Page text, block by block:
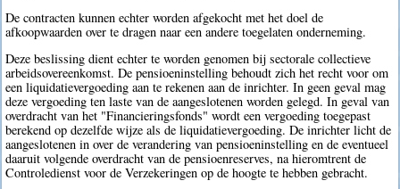
De contracten kunnen echter worden afgekocht met het doel de
afkoopwaarden over te dragen naar een andere toegelaten onderneming.
Deze beslissing dient echter te worden genomen bij sectorale collectieve
arbeidsovereenkomst. De pensioeninstelling behoudt zich het recht voor om
een liquidatievergoeding aan te rekenen aan de inrichter. In geen geval mag
deze vergoeding ten laste van de aangeslotenen worden gelegd. In geval van
overdracht van het "Financieringsfonds" wordt een vergoeding toegepast
berekend op dezelfde wijze als de liquidatievergoeding. De inrichter licht de
aangeslotenen in over de verandering van pensioeninstelling en de eventueel
daaruit volgende overdracht van de pensioenreserves, na hieromtrent de
Controledienst voor de Verzekeringen op de hoogte te hebben gebracht.